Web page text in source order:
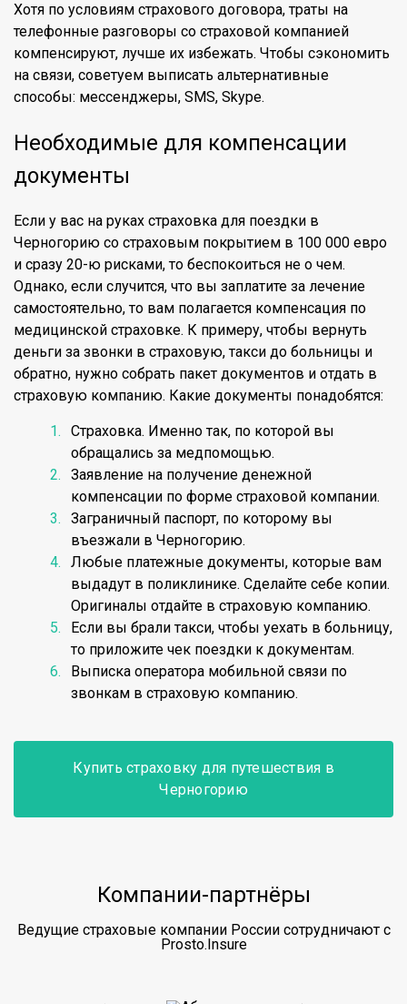
Хотя по условиям страхового договора, траты на
телефонные разговоры со страховой компанией
компенсируют, лучше их избежать. Чтобы сэкономить
на связи, советуем выписать альтернативные
способы: мессенджеры, SMS, Skype.
Необходимые для компенсации
документы
Если у вас на руках страховка для поездки в
Черногорию со страховым покрытием в 100 000 евро
и сразу 20-ю рисками, то беспокоиться не о чем.
Однако, если случится, что вы заплатите за лечение
самостоятельно, то вам полагается компенсация по
медицинской страховке. К примеру, чтобы вернуть
деньги за звонки в страховую, такси до больницы и
обратно, нужно собрать пакет документов и отдать в
страховую компанию. Какие документы понадобятся:
Страховка. Именно так, по которой вы
обращались за медпомощью.
Заявление на получение денежной
компенсации по форме страховой компании.
Заграничный паспорт, по которому вы
въезжали в Черногорию.
Любые платежные документы, которые вам
выдадут в поликлинике. Сделайте себе копии.
Оригиналы отдайте в страховую компанию.
Если вы брали такси, чтобы уехать в больницу,
то приложите чек поездки к документам.
Выписка оператора мобильной связи по
звонкам в страховую компанию.
Купить страховку для путешествия в
Черногорию
Компании-партнёры
Ведущие страховые компании России сотрудничают с
Prosto.Insure